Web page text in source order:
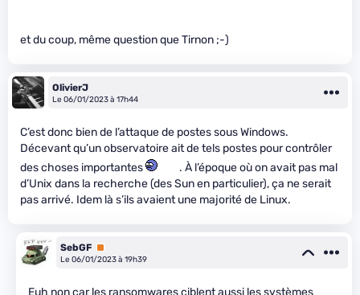
et du coup, même question que Tirnon ;-)
OlivierJ
Le 06/01/2023 à 17h44
C’est donc bien de l’attaque de postes sous Windows.
Décevant qu’un observatoire ait de tels postes pour contrôler
des choses importantes
. À l’époque où on avait pas mal
d’Unix dans la recherche (des Sun en particulier), ça ne serait
pas arrivé. Idem là s’ils avaient une majorité de Linux.
SebGF Premium
Le 06/01/2023 à 19h39